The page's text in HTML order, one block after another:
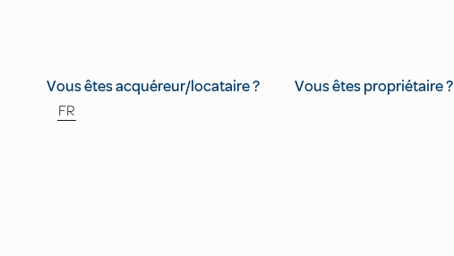
Vous êtes acquéreur/locataire ? Vous êtes propriétaire ?
FR